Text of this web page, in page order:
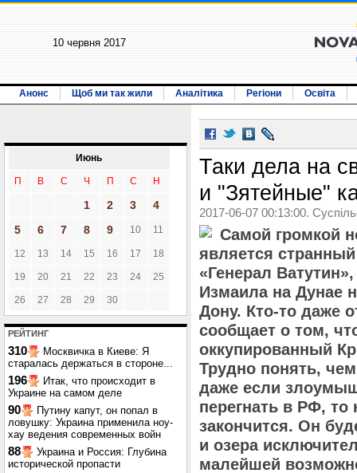
10 червня 2017
Анонс Щоб ми так жили Аналітика Регіони Освіта
Июнь
П В С Ч П С Н
1 2 3
4
5
6 7 8 9 10 11
12 13 14 15 16 17 18
19 20 21 22 23 24 25
26 27 28 29 30
РЕЙТИНГ
310
Москвичка в Киеве: Я
старалась держаться в стороне...
196
Итак, что происходит в
Украине на самом деле
90
Путину капут, он попал в
ловушку: Украина применила ноу-
хау ведения современных войн
88
Украина и Россия: Глубина
исторической пропасти
Таки дела на
и "Зятейные"
2017-06-07 00:13:00.
Самой громкой
является
«Генерал
Измаила на Дунае
Дону. Кто-то даже
сообщает о том,
оккупированный
Трудно понять,
даже если
перегнать в РФ, то
закончится. Он
и озера
малейшей